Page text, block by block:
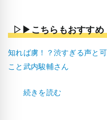
▷▶こちらもおすすめ
知れば虜！？渋すぎる声と
こと武内駿輔さん
続きを読む